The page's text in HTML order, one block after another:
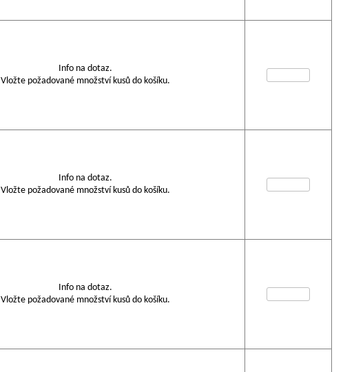
Info na dotaz.
Vložte požadované množství kusů do košíku.
Info na dotaz.
Vložte požadované množství kusů do košíku.
Info na dotaz.
Vložte požadované množství kusů do košíku.